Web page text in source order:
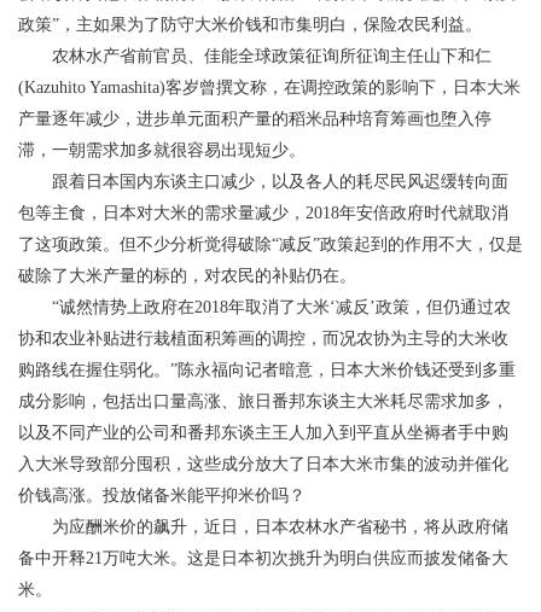
政策”，主如果为了防守大米价钱和市集明白，保险农民利益。
农林水产省前官员、佳能全球政策征询所征询主任山下和仁
(Kazuhito Yamashita)客岁曾撰文称，在调控政策的影响下，日本大米
产量逐年减少，进步单元面积产量的稻米品种培育筹画也堕入停
滞，一朝需求加多就很容易出现短少。
跟着日本国内东谈主口减少，以及各人的耗尽民风迟缓转向面
包等主食，日本对大米的需求量减少，2018年安倍政府时代就取消
了这项政策。但不少分析觉得破除“减反”政策起到的作用不大，仅是
破除了大米产量的标的，对农民的补贴仍在。
“诚然情势上政府在2018年取消了大米‘减反’政策，但仍通过农
协和农业补贴进行栽植面积筹画的调控，而况农协为主导的大米收
购路线在握住弱化。”陈永福向记者暗意，日本大米价钱还受到多重
成分影响，包括出口量高涨、旅日番邦东谈主大米耗尽需求加多，
以及不同产业的公司和番邦东谈主王人加入到平直从坐褥者手中购
入大米导致部分囤积，这些成分放大了日本大米市集的波动并催化
价钱高涨。投放储备米能平抑米价吗？
为应酬米价的飙升，近日，日本农林水产省秘书，将从政府储
备中开释21万吨大米。这是日本初次挑升为明白供应而披发储备大
米。